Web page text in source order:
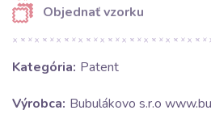
Objednať vzorku
Kategória: Patent
Výrobca: Bubulákovo s.r.o